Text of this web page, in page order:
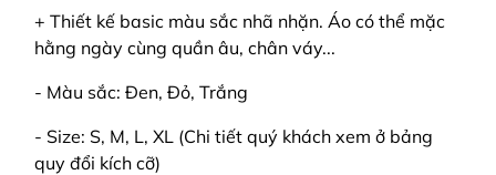
+ Thiết kế basic màu sắc nhã nhặn. Áo có thể mặc
hằng ngày cùng quần âu, chân váy...
- Màu sắc: Đen, Đỏ, Trắng
- Size: S, M, L, XL (Chi tiết quý khách xem ở bảng
quy đổi kích cỡ)